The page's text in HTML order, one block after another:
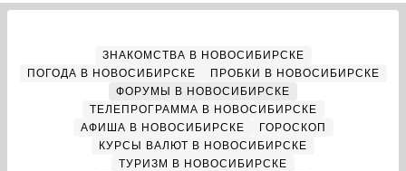
ЗНАКОМСТВА В НОВОСИБИРСКЕ
ПОГОДА В НОВОСИБИРСКЕ
ПРОБКИ В НОВОСИБИРСКЕ
ФОРУМЫ В НОВОСИБИРСКЕ
ТЕЛЕПРОГРАММА В НОВОСИБИРСКЕ
АФИША В НОВОСИБИРСКЕ
ГОРОСКОП
КУРСЫ ВАЛЮТ В НОВОСИБИРСКЕ
ТУРИЗМ В НОВОСИБИРСКЕ